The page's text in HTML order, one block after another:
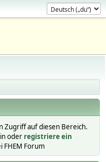
auf diesen Bereich.
oder registriere ein
FHEM Forum